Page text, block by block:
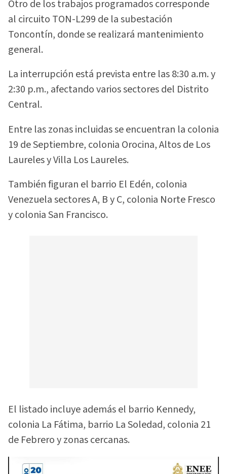
Otro de los trabajos programados corresponde
al circuito TON-L299 de la subestación
Toncontín, donde se realizará mantenimiento
general.
La interrupción está prevista entre las 8:30 a.m. y
2:30 p.m., afectando varios sectores del Distrito
Central.
Entre las zonas incluidas se encuentran la colonia
19 de Septiembre, colonia Orocina, Altos de Los
Laureles y Villa Los Laureles.
También figuran el barrio El Edén, colonia
Venezuela sectores A, B y C, colonia Norte Fresco
y colonia San Francisco.
El listado incluye además el barrio Kennedy,
colonia La Fátima, barrio La Soledad, colonia 21
de Febrero y zonas cercanas.